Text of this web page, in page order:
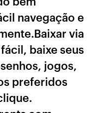
navegação e
via
baixe seus
jogos,
preferidos